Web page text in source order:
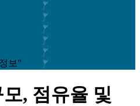
보"
, 점유율 및